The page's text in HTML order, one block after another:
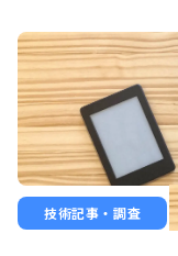
技術記事・調査